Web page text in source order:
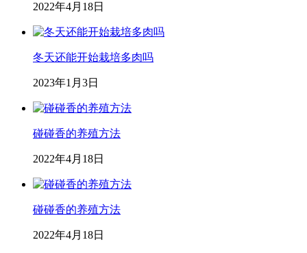
2022年4月18日
冬天还能开始栽培多肉吗
2023年1月3日
碰碰香的养殖方法
2022年4月18日
碰碰香的养殖方法
2022年4月18日